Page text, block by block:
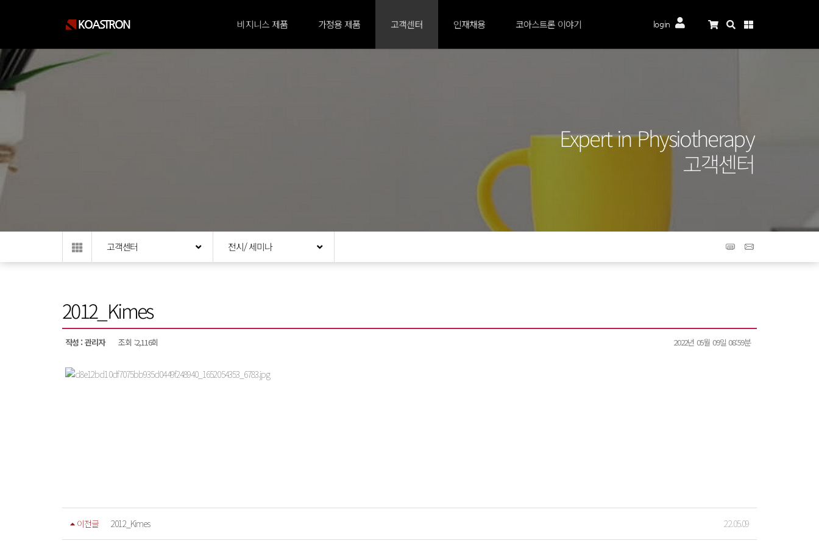
KOASTRON 비지니스 제품 가정용 제품 고객센터 인재채용 코아스트론 이야기 login
Expert in Physiotherapy
고객센터
고객센터 전시/ 세미나
2012_Kimes
작성 : 관리자 조회 :2,116회 2022년 05월 09일 08:59분
이전글 2012_Kimes 22.05.09